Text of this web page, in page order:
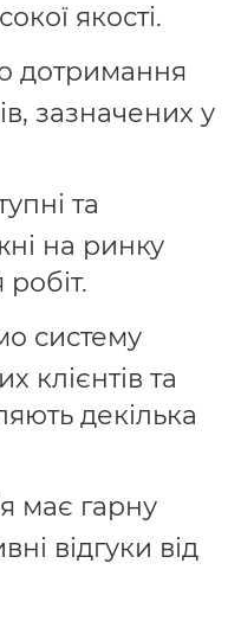
якості.
дотримання
зазначених у
та
на ринку
систему
клієнтів та
декілька
має гарну
відгуки від